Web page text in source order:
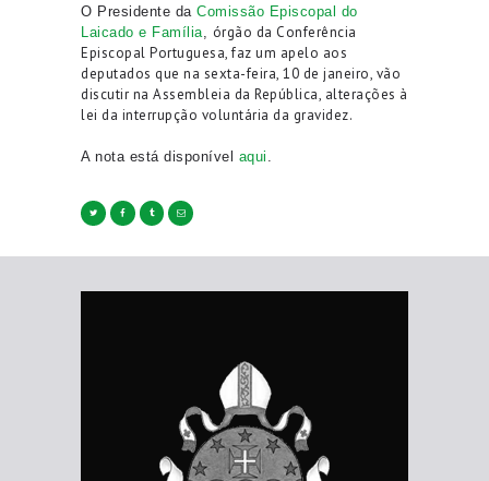
O Presidente da Comissão Episcopal do
Laicado e Família, órgão da Conferência
Episcopal Portuguesa,faz um apelo aos
deputados que na sexta-feira, 10 de janeiro, vão
discutir na Assembleia da República, alterações à
lei da interrupção voluntária da gravidez.
A nota está disponível aqui .